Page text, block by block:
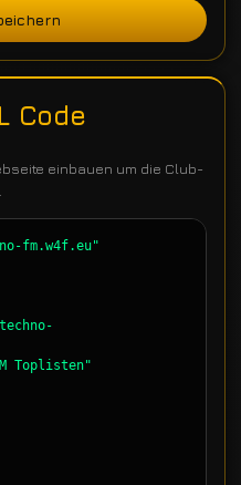
Code
einbauen um die Club-